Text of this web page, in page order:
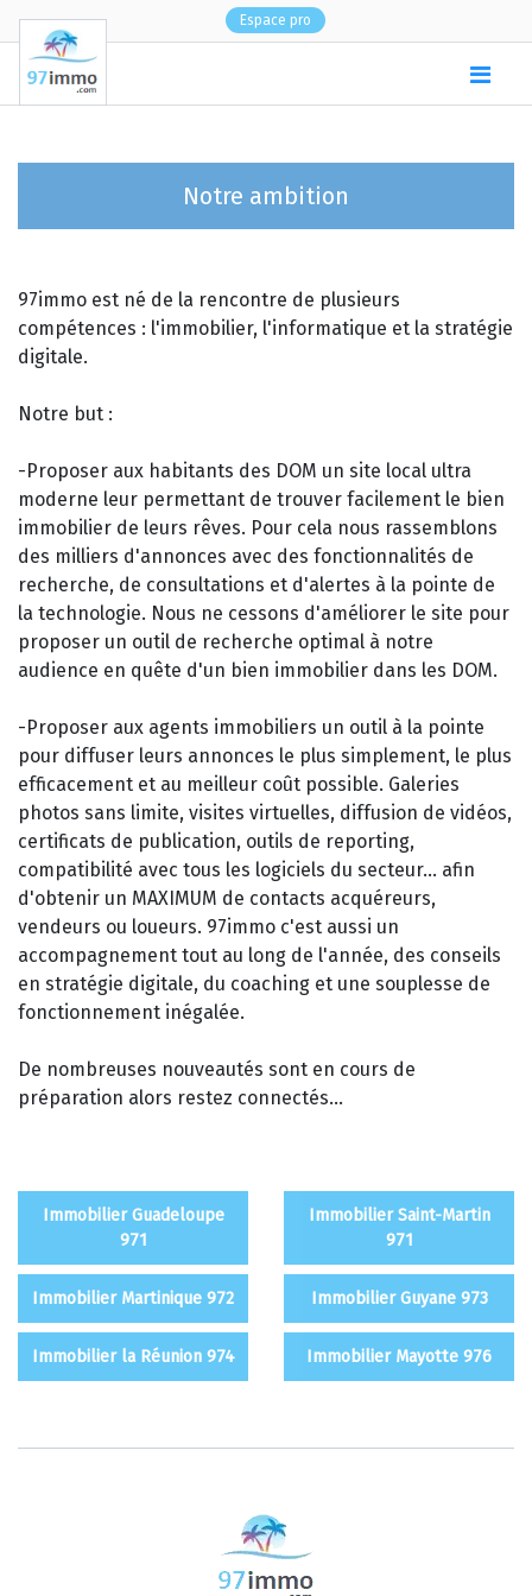
Espace pro
Notre ambition
97immo est né de la rencontre de plusieurs
compétences : l'immobilier, l'informatique et la stratégie
digitale.
Notre but :
-Proposer aux habitants des DOM un site local ultra
moderne leur permettant de trouver facilement le bien
immobilier de leurs rêves. Pour cela nous rassemblons
des milliers d'annonces avec des fonctionnalités de
recherche, de consultations et d'alertes à la pointe de
la technologie. Nous ne cessons d'améliorer le site pour
proposer un outil de recherche optimal à notre
audience en quête d'un bien immobilier dans les DOM.
-Proposer aux agents immobiliers un outil à la pointe
pour diffuser leurs annonces le plus simplement, le plus
efficacement et au meilleur coût possible. Galeries
photos sans limite, visites virtuelles, diffusion de vidéos,
certificats de publication, outils de reporting,
compatibilité avec tous les logiciels du secteur... afin
d'obtenir un MAXIMUM de contacts acquéreurs,
vendeurs ou loueurs. 97immo c'est aussi un
accompagnement tout au long de l'année, des conseils
en stratégie digitale, du coaching et une souplesse de
fonctionnement inégalée.
De nombreuses nouveautés sont en cours de
préparation alors restez connectés...
Immobilier Guadeloupe
971
Immobilier Saint-Martin
971
Immobilier Martinique 972 Immobilier Guyane 973
Immobilier la Réunion 974 Immobilier Mayotte 976